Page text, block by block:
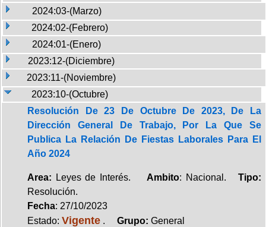
2024:03-(Marzo)
2024:02-(Febrero)
2024:01-(Enero)
2023:12-(Diciembre)
2023:11-(Noviembre)
2023:10-(Octubre)
Resolución De 23 De Octubre De 2023, De La
Dirección General De Trabajo, Por La Que Se
Publica La Relación De Fiestas Laborales Para El
Año 2024
Area: Leyes de Interés. Ambito: Nacional.Tipo:
Resolución.
Fecha: 27/10/2023
Estado: Vigente . Grupo: General